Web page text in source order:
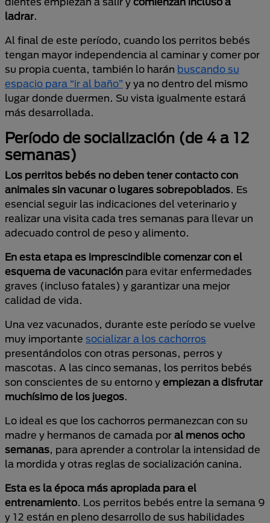
ladrar.
Al final de este período, cuando los perritos bebés
tengan mayor independencia al caminar y comer por
su propia cuenta, también lo harán buscando su
espacio para “ir al baño” y ya no dentro del mismo
lugar donde duermen. Su vista igualmente estará
más desarrollada.
Período de socialización (de 4 a 12
semanas)
Los perritos bebés no deben tener contacto con
animales sin vacunar o lugares sobrepoblados. Es
esencial seguir las indicaciones del veterinario y
realizar una visita cada tres semanas para llevar un
adecuado control de peso y alimento.
En esta etapa es imprescindible comenzar con el
esquema de vacunación para evitar enfermedades
graves (incluso fatales) y garantizar una mejor
calidad de vida.
Una vez vacunados, durante este período se vuelve
muy importante socializar a los cachorros
presentándolos con otras personas, perros y
mascotas. A las cinco semanas, los perritos bebés
son conscientes de su entorno y empiezan a disfrutar
muchísimo de los juegos.
Lo ideal es que los cachorros permanezcan con su
madre y hermanos de camada por al menos ocho
semanas, para aprender a controlar la intensidad de
la mordida y otras reglas de socialización canina.
Esta es la época más apropiada para el
entrenamiento. Los perritos bebés entre la semana 9
y 12 están en pleno desarrollo de sus habilidades